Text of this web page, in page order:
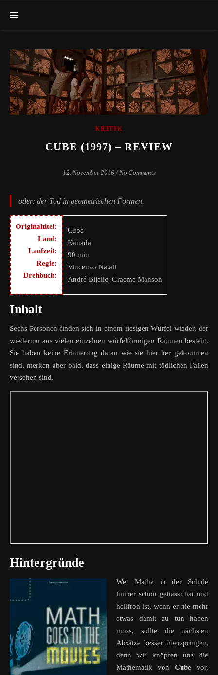
KRITIK
CUBE (1997) – REVIEW
12. November 2016 / No Comments
oder: der Tod in geometrischen Formen.
Originaltitel:
Land:
Laufzeit:
Regie:
Drehbuch:
Cube
Kanada
90 min
Vincenzo Natali
André Bijelic, Graeme Manson
Inhalt
Sechs Personen finden sich in einem riesigen Würfel wieder, der
wiederum aus vielen einzelnen würfelförmigen Räumen besteht.
Sie haben keine Erinnerung daran wie sie hier her gekommen
sind, merken aber bald, dass einige Räume mit tödlichen Fallen
versehen sind.
Hintergründe
Wer Mathe in der Schule
immer schon gehasst hat und
heilfroh ist, wenn er nie mehr
etwas damit zu tun haben
muss, sollte die nächsten
Absätze besser überspringen,
denn wir knöpfen uns die
Mathematik von Cube vor.